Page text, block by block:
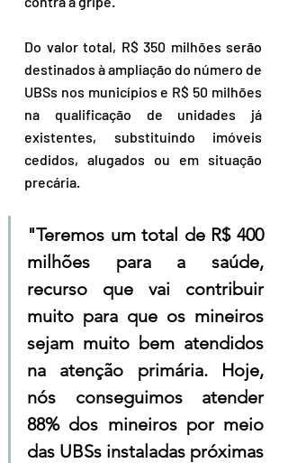
Do valor total, R$ 350 milhões serão
destinados à ampliação do número de
UBSs nos municípios e R$ 50 milhões
na qualificação de unidades já
existentes, substituindo imóveis
cedidos, alugados ou em situação
precária.
"Teremos um total de R$ 400
milhões para a saúde,
recurso que vai contribuir
muito para que os mineiros
sejam muito bem atendidos
na atenção primária. Hoje,
nós conseguimos atender
88% dos mineiros por meio
das UBSs instaladas próximas